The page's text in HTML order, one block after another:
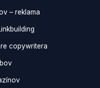
– reklama
copywritera